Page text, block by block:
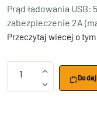
Prąd ładowania
zabezpieczenie 2A
Przeczytaj wiecej o
1